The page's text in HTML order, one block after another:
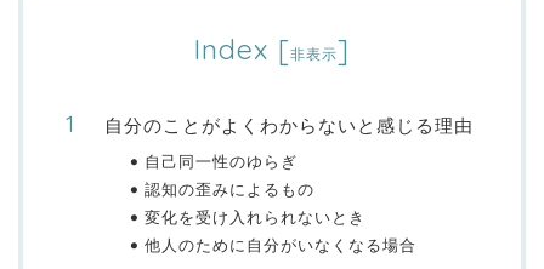
Index [非表示]
自分のことがよくわからないと感じる理由
自己同一性のゆらぎ
認知の歪みによるもの
変化を受け入れられないとき
他人のために自分がいなくなる場合